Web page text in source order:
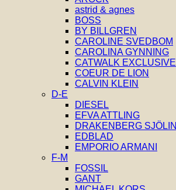
astrid & agnes
BOSS
BY BILLGREN
CAROLINE SVEDBOM
CAROLINA GYNNING
CATWALK EXCLUSIVE
COEUR DE LION
CALVIN KLEIN
D-E
DIESEL
EFVA ATTLING
DRAKENBERG SJÖLIN
EDBLAD
EMPORIO ARMANI
F-M
FOSSIL
GANT